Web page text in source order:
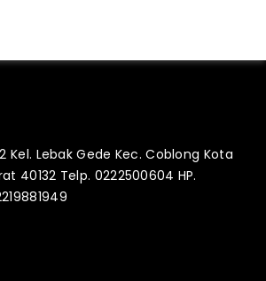
Kel. Lebak Gede Kec. Coblong Kota
40132 Telp. 0222500604 HP.